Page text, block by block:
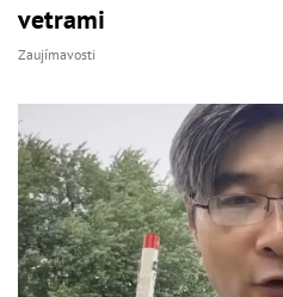
vetrami
Zaujímavosti